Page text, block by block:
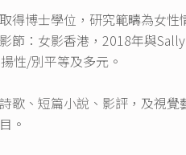
得博士學位，研究範疇為女
節：女影香港，2018年與
性/別平等及多元。
歌、短篇小說、影評，及視
。